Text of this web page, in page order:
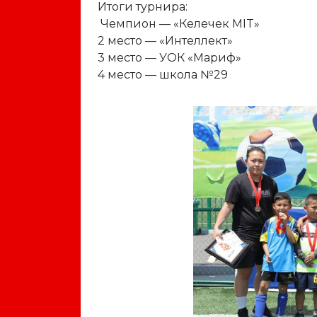
Итоги турнира:
Чемпион — «Келечек MIT»
2 место — «Интеллект»
3 место — УОК «Мариф»
4 место — школа №29
Previous